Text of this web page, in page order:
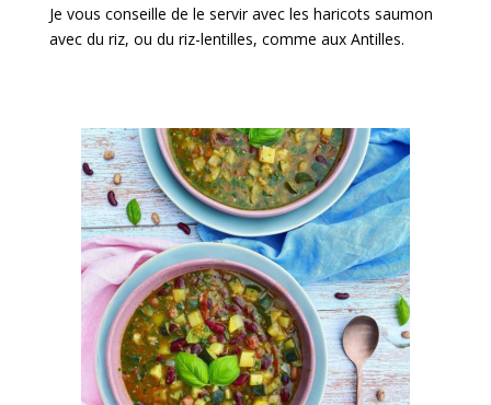
Je vous conseille de le servir avec les haricots saumon
avec du riz, ou du riz-lentilles, comme aux Antilles.